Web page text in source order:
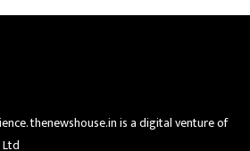
thenewshouse.in is a digital venture of